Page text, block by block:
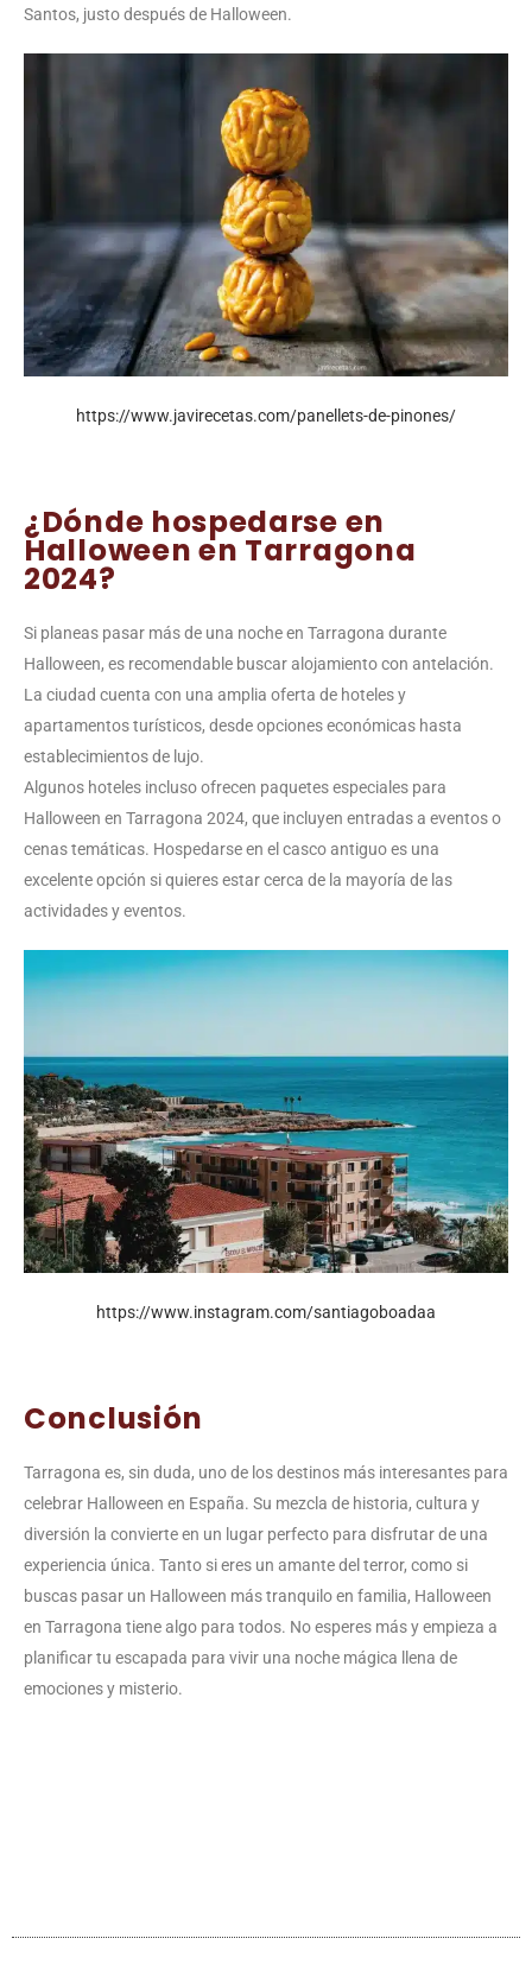
Santos, justo después de Halloween.
https://www.javirecetas.com/panellets-de-pinones/
¿Dónde hospedarse en
Halloween en Tarragona
2024?
Si planeas pasar más de una noche en Tarragona durante
Halloween, es recomendable buscar alojamiento con antelación.
La ciudad cuenta con una amplia oferta de hoteles y
apartamentos turísticos, desde opciones económicas hasta
establecimientos de lujo.
Algunos hoteles incluso ofrecen paquetes especiales para
Halloween en Tarragona 2024, que incluyen entradas a eventos o
cenas temáticas. Hospedarse en el casco antiguo es una
excelente opción si quieres estar cerca de la mayoría de las
actividades y eventos.
https://www.instagram.com/santiagoboadaa
Conclusión
Tarragona es, sin duda, uno de los destinos más interesantes para
celebrar Halloween en España. Su mezcla de historia, cultura y
diversión la convierte en un lugar perfecto para disfrutar de una
experiencia única. Tanto si eres un amante del terror, como si
buscas pasar un Halloween más tranquilo en familia, Halloween
en Tarragona tiene algo para todos. No esperes más y empieza a
planificar tu escapada para vivir una noche mágica llena de
emociones y misterio.